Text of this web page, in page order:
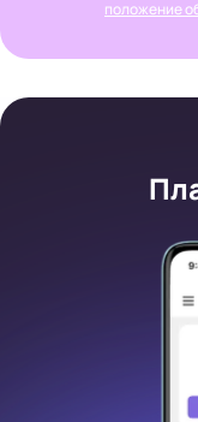
положение